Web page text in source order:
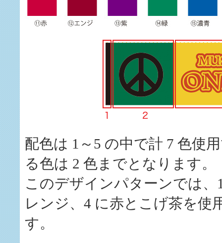
配色は 1～5 の中で計 7 色使
る色は 2 色までとなります。
このデザインパターンでは、
レンジ、4 に赤とこげ茶を使
す。